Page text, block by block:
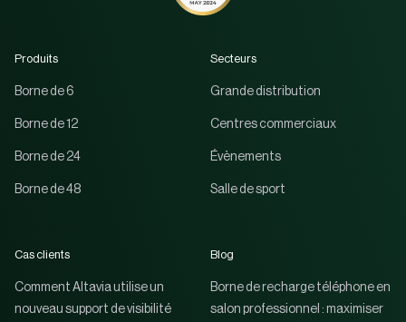
Produits
Borne de 6
Borne de 12
Borne de 24
Borne de 48
Secteurs
Grande distribution
Centres commerciaux
Évènements
Salle de sport
Cas clients
Comment Altavia utilise un
nouveau support de visibilité
Blog
Borne de recharge téléphone en
salon professionnel : maximiser